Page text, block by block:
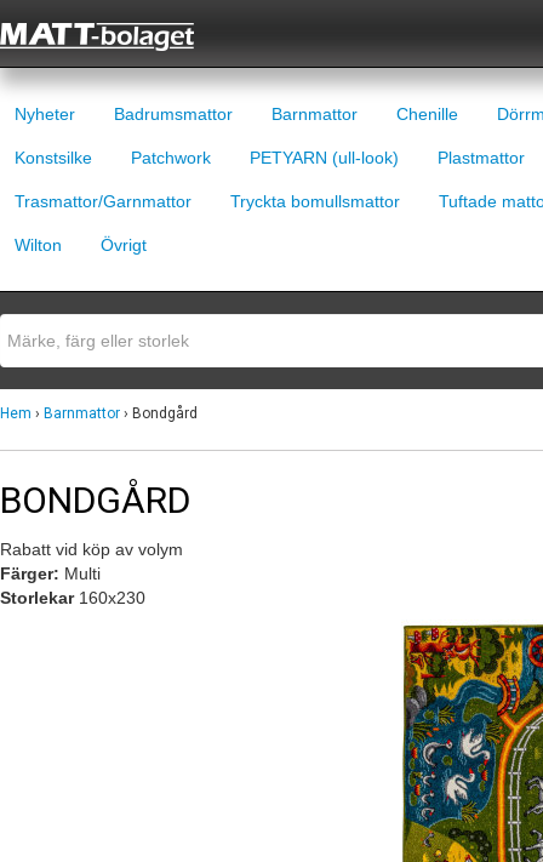
Nyheter Badrumsmattor Barnmattor Chenille
Konstsilke Patchwork PETYARN (ull-look) Plastmattor
Trasmattor/Garnmattor Tryckta bomullsmattor Tuftade
Wilton Övrigt
Hem › Barnmattor › Bondgård
BONDGÅRD
Rabatt vid köp av volym
Färger: Multi
Storlekar160x230